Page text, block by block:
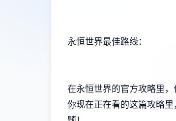
永恒世界最佳路线：
在永恒世界的官方攻略里
你现在正在看的这篇攻略